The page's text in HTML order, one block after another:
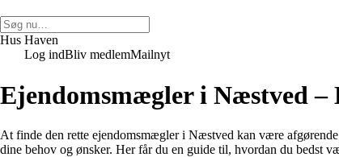
Hus Haven
Log indBliv medlemMailnyt
Ejendomsmægler i Næstved
At finde den rette ejendomsmægler i Næstved kan være
dine behov og ønsker. Her får du en guide til, hvordan du bedst